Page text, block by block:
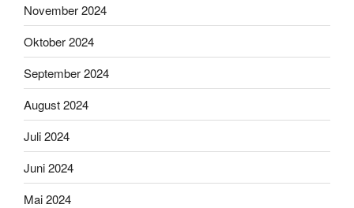
November 2024
Oktober 2024
September 2024
August 2024
Juli 2024
Juni 2024
Mai 2024